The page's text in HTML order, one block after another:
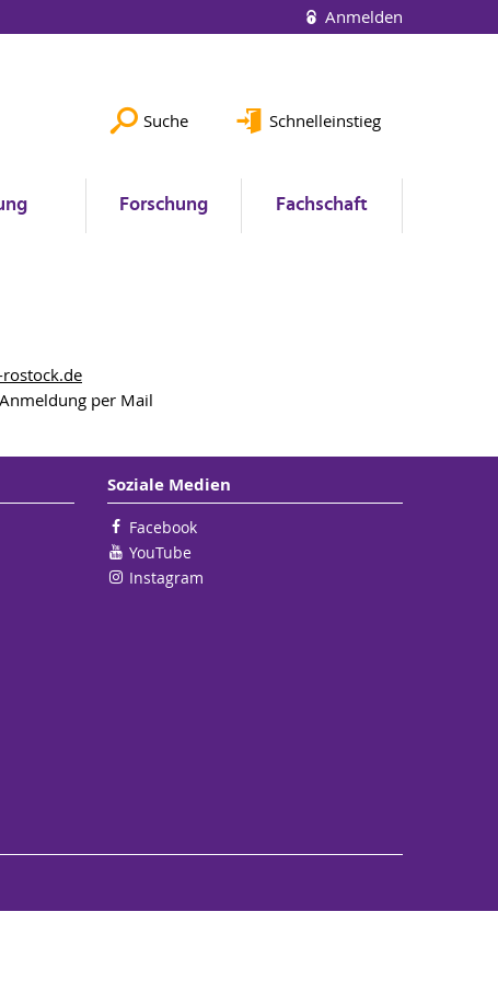
Anmelden
Suche Schnelleinstieg
Forschung Fachschaft
rostock.de
per Mail
Soziale Medien
Facebook
YouTube
Instagram